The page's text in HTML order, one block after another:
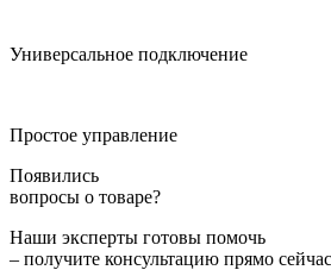
Универсальное подключение
Простое управление
Появились
вопросы о товаре?
Наши эксперты готовы помочь
– получите консультацию прямо